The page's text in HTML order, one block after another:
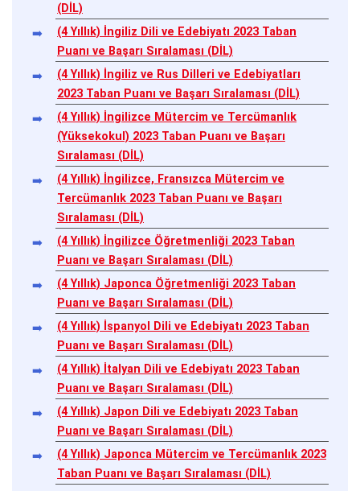
(DİL)
(4 Yıllık) İngiliz Dili ve Edebiyatı 2023 Taban
Puanı ve Başarı Sıralaması (DİL)
(4 Yıllık) İngiliz ve Rus Dilleri ve Edebiyatları
2023 Taban Puanı ve Başarı Sıralaması (DİL)
(4 Yıllık) İngilizce Mütercim ve Tercümanlık
(Yüksekokul) 2023 Taban Puanı ve Başarı
Sıralaması (DİL)
(4 Yıllık) İngilizce, Fransızca Mütercim ve
Tercümanlık 2023 Taban Puanı ve Başarı
Sıralaması (DİL)
(4 Yıllık) İngilizce Öğretmenliği 2023 Taban
Puanı ve Başarı Sıralaması (DİL)
(4 Yıllık) Japonca Öğretmenliği 2023 Taban
Puanı ve Başarı Sıralaması (DİL)
(4 Yıllık) İspanyol Dili ve Edebiyatı 2023 Taban
Puanı ve Başarı Sıralaması (DİL)
(4 Yıllık) İtalyan Dili ve Edebiyatı 2023 Taban
Puanı ve Başarı Sıralaması (DİL)
(4 Yıllık) Japon Dili ve Edebiyatı 2023 Taban
Puanı ve Başarı Sıralaması (DİL)
(4 Yıllık) Japonca Mütercim ve Tercümanlık 2023
Taban Puanı ve Başarı Sıralaması (DİL)